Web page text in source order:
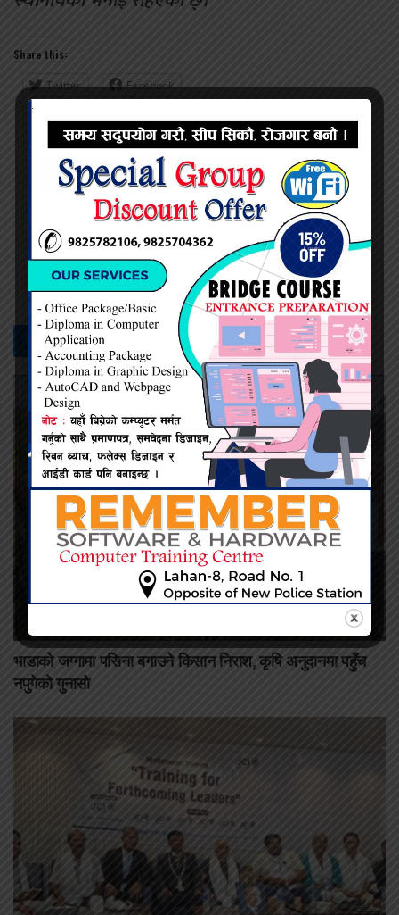
Share this:
Twitter Facebook
महेश सिंह
सम्बन्धित -
भाडाको जग्गामा पसिना बगाउने किसान निराश, कृषि अनुदानमा पहुँच
नपुगेको गुनासो